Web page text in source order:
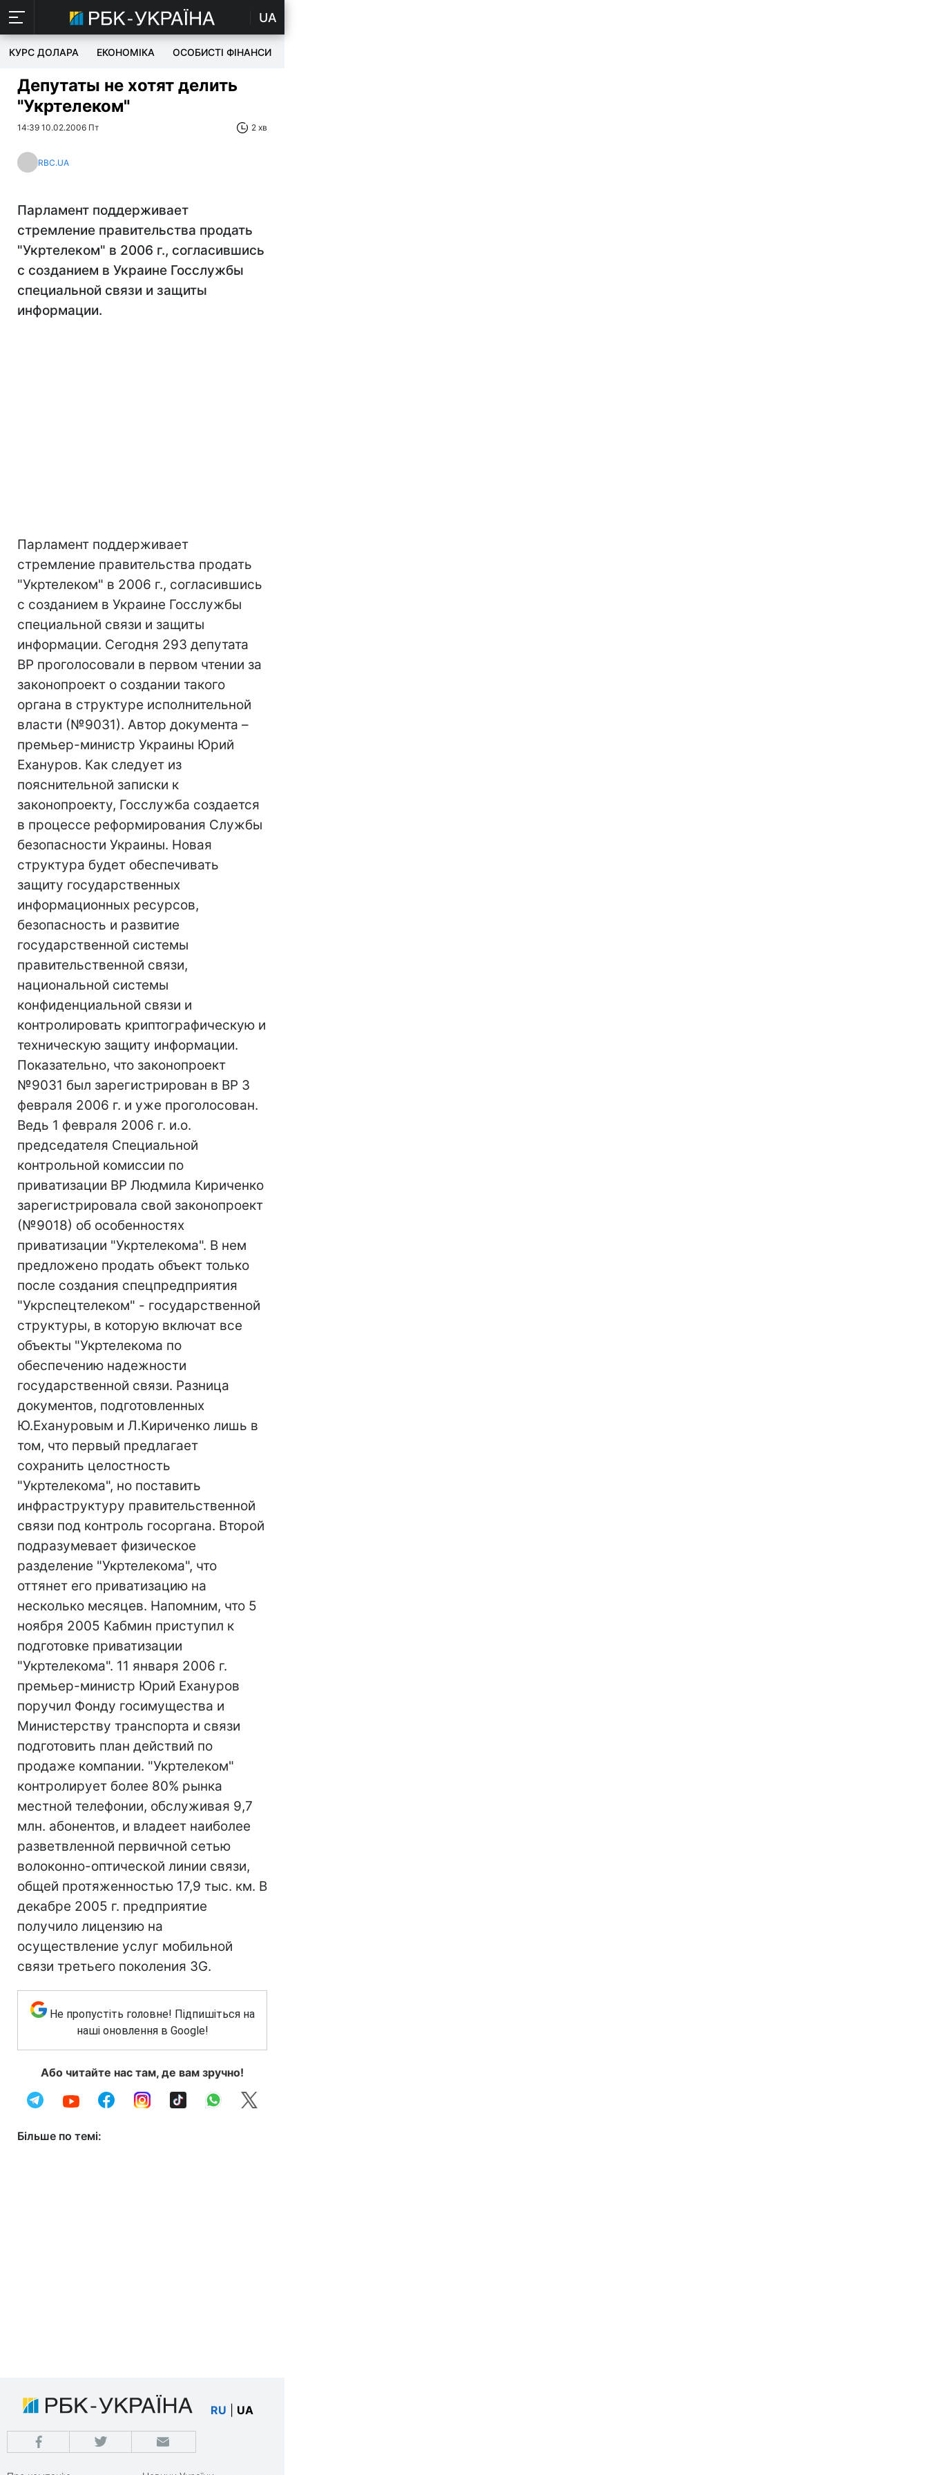
UA
КУРС ДОЛАРА ЕКОНОМІКА ОСОБИСТІ ФІНАНСИ
Депутаты не хотят делить
"Укртелеком"
14:39 10.02.2006 Пт 2 хв
RBC.UA
Парламент поддерживает
стремление правительства продать
"Укртелеком" в 2006 г., согласившись
с созданием в Украине Госслужбы
специальной связи и защиты
информации.
Парламент поддерживает
стремление правительства продать
"Укртелеком" в 2006 г., согласившись
с созданием в Украине Госслужбы
специальной связи и защиты
информации. Сегодня 293 депутата
ВР проголосовали в первом чтении за
законопроект о создании такого
органа в структуре исполнительной
власти (№9031). Автор документа –
премьер-министр Украины Юрий
Ехануров. Как следует из
пояснительной записки к
законопроекту, Госслужба создается
в процессе реформирования Службы
безопасности Украины. Новая
структура будет обеспечивать
защиту государственных
информационных ресурсов,
безопасность и развитие
государственной системы
правительственной связи,
национальной системы
конфиденциальной связи и
контролировать криптографическую и
техническую защиту информации.
Показательно, что законопроект
№9031 был зарегистрирован в ВР 3
февраля 2006 г. и уже проголосован.
Ведь 1 февраля 2006 г. и.о.
председателя Специальной
контрольной комиссии по
приватизации ВР Людмила Кириченко
зарегистрировала свой законопроект
(№9018) об особенностях
приватизации "Укртелекома". В нем
предложено продать объект только
после создания спецпредприятия
"Укрспецтелеком" - государственной
структуры, в которую включат все
объекты "Укртелекома по
обеспечению надежности
государственной связи. Разница
документов, подготовленных
Ю.Ехануровым и Л.Кириченко лишь в
том, что первый предлагает
сохранить целостность
"Укртелекома", но поставить
инфраструктуру правительственной
связи под контроль госоргана. Второй
подразумевает физическое
разделение "Укртелекома", что
оттянет его приватизацию на
несколько месяцев. Напомним, что 5
ноября 2005 Кабмин приступил к
подготовке приватизации
"Укртелекома". 11 января 2006 г.
премьер-министр Юрий Ехануров
поручил Фонду госимущества и
Министерству транспорта и связи
подготовить план действий по
продаже компании. "Укртелеком"
контролирует более 80% рынка
местной телефонии, обслуживая 9,7
млн. абонентов, и владеет наиболее
разветвленной первичной сетью
волоконно-оптической линии связи,
общей протяженностью 17,9 тыс. км. В
декабре 2005 г. предприятие
получило лицензию на
осуществление услуг мобильной
связи третьего поколения 3G.
Не пропустіть головне! Підпишіться на
наші оновлення в Google!
Або читайте нас там, де вам зручно!
Більше по темі:
RU UA